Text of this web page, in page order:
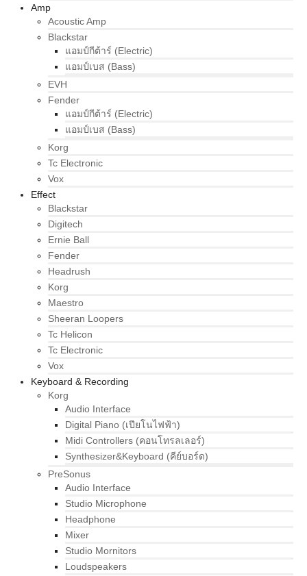
Amp
Acoustic Amp
Blackstar
แอมป์กีต้าร์ (Electric)
แอมป์เบส (Bass)
EVH
Fender
แอมป์กีต้าร์ (Electric)
แอมป์เบส (Bass)
Korg
Tc Electronic
Vox
Effect
Blackstar
Digitech
Ernie Ball
Fender
Headrush
Korg
Maestro
Sheeran Loopers
Tc Helicon
Tc Electronic
Vox
Keyboard & Recording
Korg
Audio Interface
Digital Piano (เปียโนไฟฟ้า)
Midi Controllers (คอนโทรลเลอร์)
Synthesizer&Keyboard (คีย์บอร์ด)
PreSonus
Audio Interface
Studio Microphone
Headphone
Mixer
Studio Mornitors
Loudspeakers